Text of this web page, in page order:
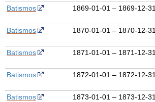
Batismos 1869-01-01 – 1869-12-31
Batismos 1870-01-01 – 1870-12-31
Batismos 1871-01-01 – 1871-12-31
Batismos 1872-01-01 – 1872-12-31
Batismos 1873-01-01 – 1873-12-31